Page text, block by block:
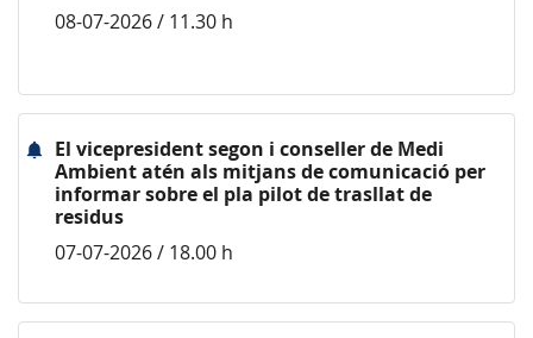
08-07-2026 / 11.30 h
El vicepresident segon i conseller de Medi
Ambient atén als mitjans de comunicació per
informar sobre el pla pilot de trasllat de
residus
07-07-2026 / 18.00 h